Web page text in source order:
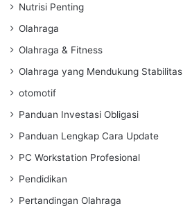
Nutrisi Penting
Olahraga
Olahraga & Fitness
Olahraga yang Mendukung Stabilitas
otomotif
Panduan Investasi Obligasi
Panduan Lengkap Cara Update
PC Workstation Profesional
Pendidikan
Pertandingan Olahraga